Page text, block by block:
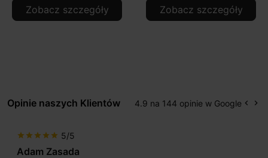
Zobacz szczegóły Zobacz szczegóły
Opinie naszych Klientów 4.9 na 144 opinie w Google keyboard_arrow_left keyboard_arrow_right
star star star star star 5/5
Adam Zasada